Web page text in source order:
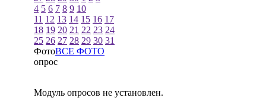
4 5 6 7 8 9 10
11 12 13 14 15 16 17
18 19 20 21 22 23 24
25 26 27 28 29 30 31
ФотоВСЕ ФОТО
опрос
Модуль опросов не установлен.